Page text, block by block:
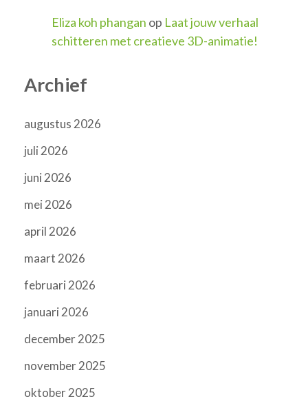
Eliza koh phangan op Laat jouw verhaal
schitteren met creatieve 3D-animatie!
Archief
augustus 2026
juli 2026
juni 2026
mei 2026
april 2026
maart 2026
februari 2026
januari 2026
december 2025
november 2025
oktober 2025